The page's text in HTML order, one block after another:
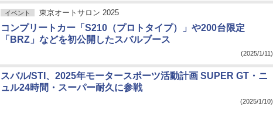
イベント 東京オートサロン 2025
コンプリートカー「S210（プロトタイプ）」や200台限定
「BRZ」などを初公開したスバルブース
(2025/1/11)
スバル/STI、2025年モータースポーツ活動計画 SUPER GT・ニ
ュル24時間・スーパー耐久に参戦
(2025/1/10)